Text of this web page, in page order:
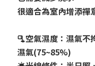
很適合為室內增添禪
🫗空氣濕度：濕氣
濕氣(75~85%)